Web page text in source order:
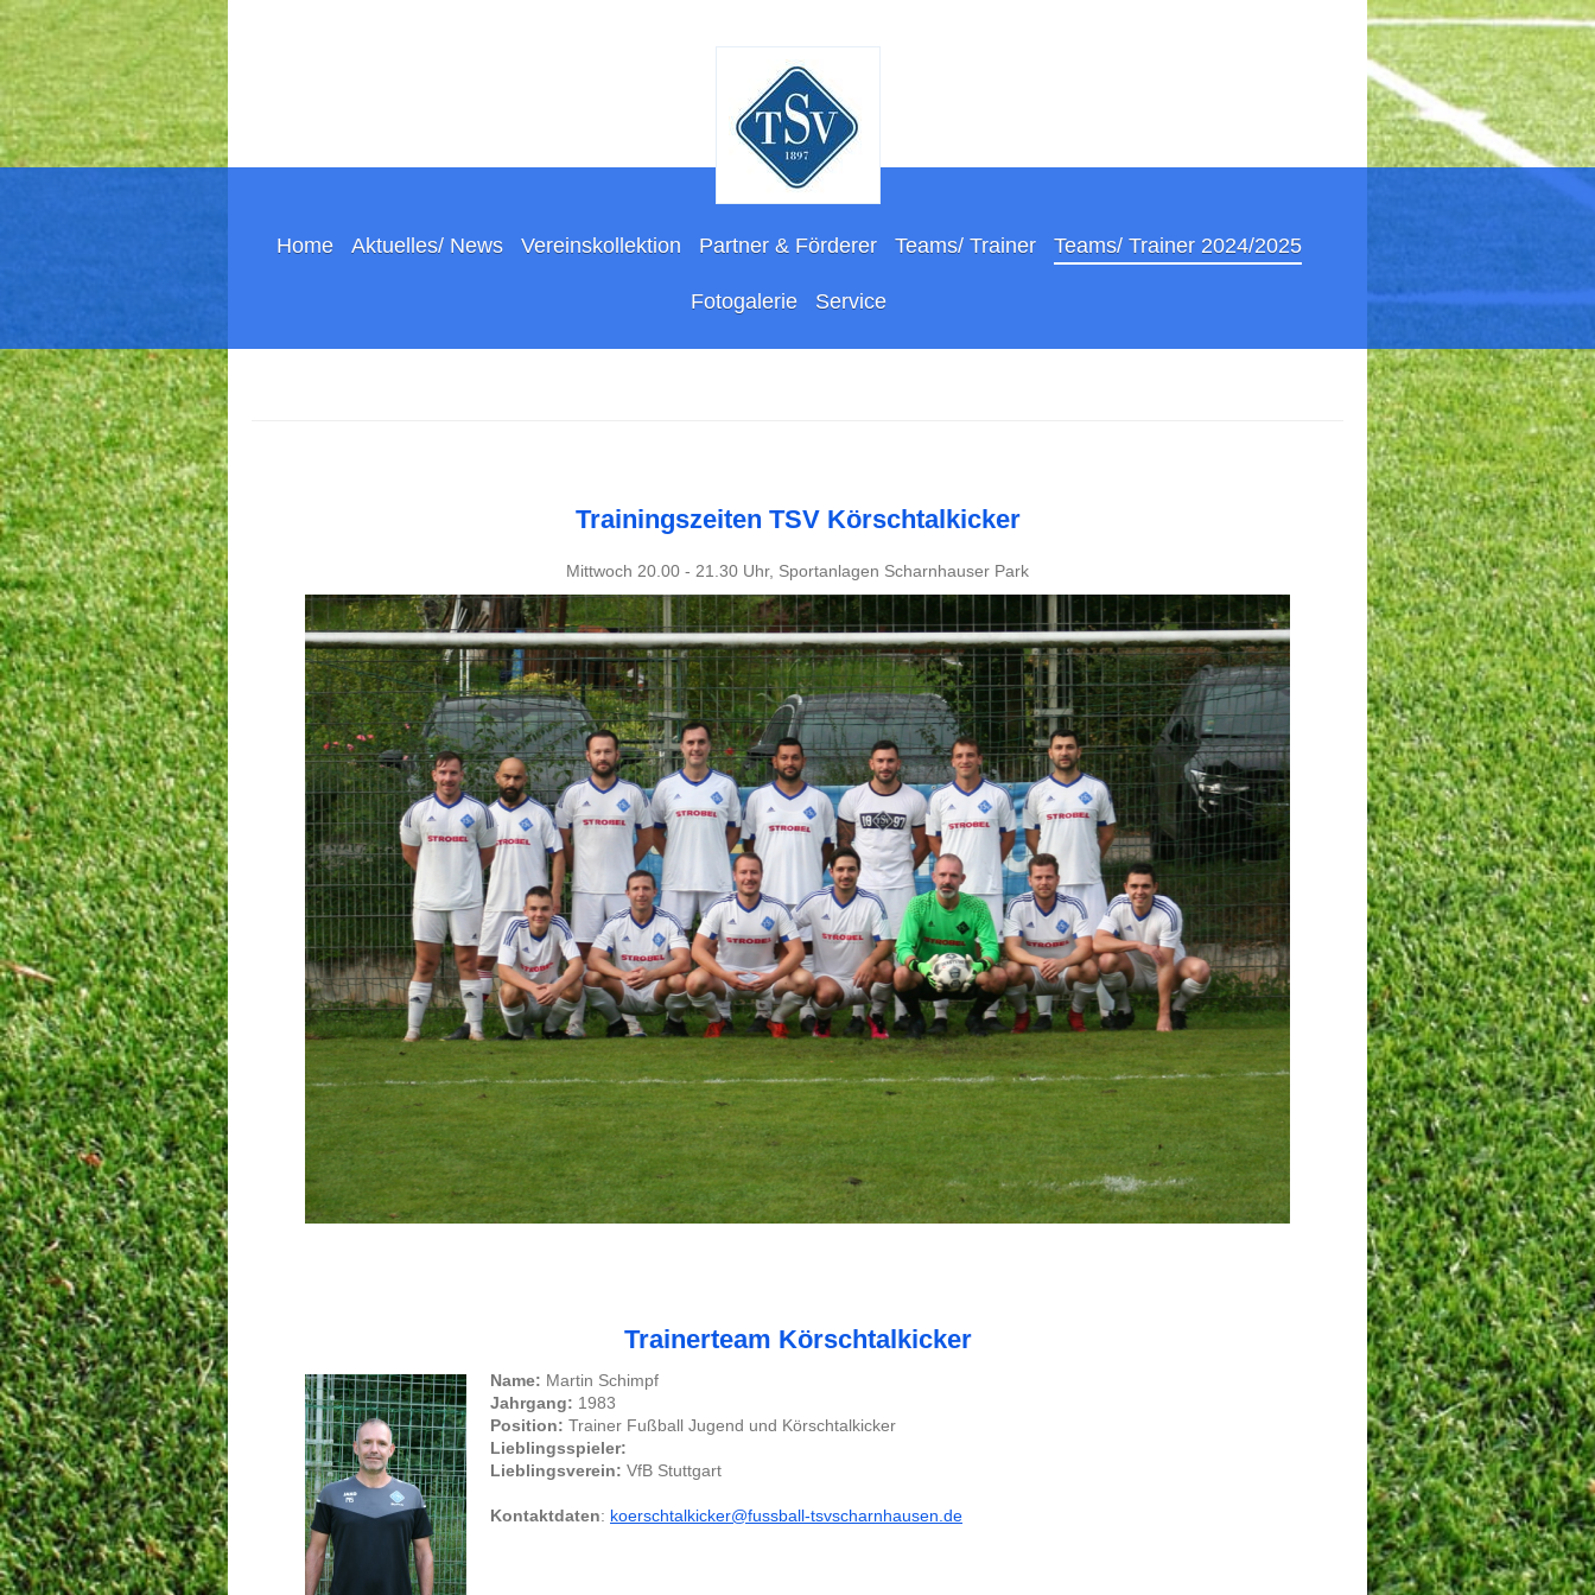
Home Aktuelles/ News Vereinskollektion Partner & Förderer Teams/ Trainer Teams/ Trainer 2024/2025
Fotogalerie Service
Trainingszeiten TSV Körschtalkicker
Mittwoch 20.00 - 21.30 Uhr, Sportanlagen Scharnhauser Park
Trainerteam Körschtalkicker
Name: Martin Schimpf
Jahrgang: 1983
Position: Trainer Fußball Jugend und Körschtalkicker
Lieblingsspieler:
Lieblingsverein: VfB Stuttgart
Kontaktdaten: koerschtalkicker@fussball-tsvscharnhausen.de